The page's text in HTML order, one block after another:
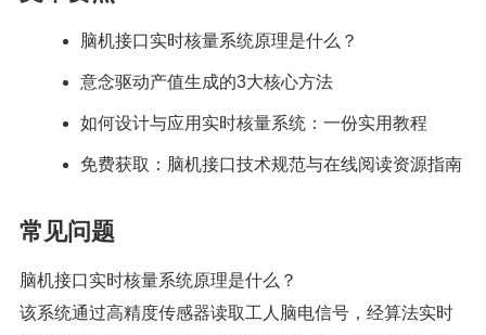
脑机接口实时核量系统原理是什么？
意念驱动产值生成的3大核心方法
如何设计与应用实时核量系统：一份实用教程
免费获取：脑机接口技术规范与在线阅读资源指南
常见问题
脑机接口实时核量系统原理是什么？
该系统通过高精度传感器读取工人脑电信号，经算法实时